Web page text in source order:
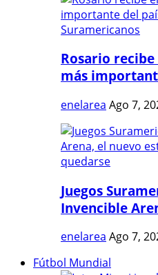
Rosario
más
enelarea Ago 7,
Juegos
Invencible
enelarea Ago 7,
Fútbol Mundial